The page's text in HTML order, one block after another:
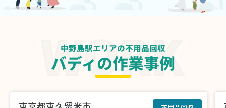
中野島駅エリアの不用品回収
バディの作業事例